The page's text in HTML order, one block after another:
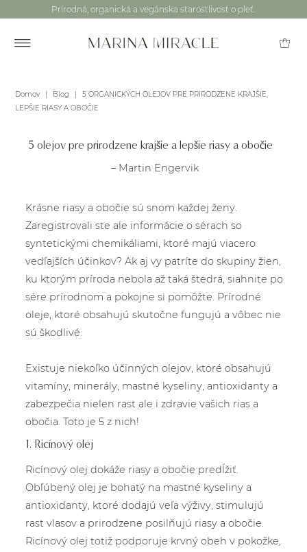
Prírodná, organická a vegánska starostlivosť o pleť.
Domov | Blog |
5 ORGANICKÝCH OLEJOV PRE PRIRODZENE KRAJŠIE,
LEPŠIE RIASY A OBOČIE
5 olejov pre prirodzene krajšie a lepšie riasy a obočie
– Martin Engervik
Krásne riasy a obočie sú snom každej ženy.
Zaregistrovali ste ale informácie o sérach so
syntetickými chemikáliami, ktoré majú viacero
vedľajších účinkov? Ak aj vy patríte do skupiny žien,
ku ktorým príroda nebola až taká štedrá, siahnite po
sére prírodnom a pokojne si pomôžte. Prírodné
oleje, ktoré obsahujú skutočne fungujú a vôbec nie
sú škodlivé.
Existuje niekoľko účinných olejov, ktoré obsahujú
vitamíny, minerály, mastné kyseliny, antioxidanty a
zabezpečia nielen rast ale i zdravie vašich rias a
obočia. Toto je 5 z nich!
1. Ricínový olej
Ricínový olej dokáže riasy a obočie predĺžiť.
Obľúbený olej je bohatý na mastné kyseliny a
antioxidanty, ktoré dodajú veľa výživy, stimulujú
rast vlasov a prirodzene posilňujú riasy a obočie.
Ricínový olej totiž podporuje krvný obeh v pokožke,